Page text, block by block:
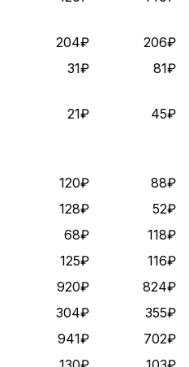
204₽
206₽
31₽ 81₽
21₽
45₽
120₽
88₽
128₽
52₽
68₽
118₽
125₽
116₽
920₽
824₽
304₽
355₽
941₽
702₽